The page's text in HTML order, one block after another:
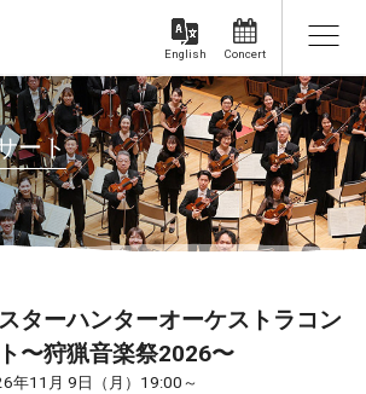
Concert
English
ート
ターハンターオーケストラコン
〜狩猟音楽祭2026〜
年11月 9日（月）19:00～